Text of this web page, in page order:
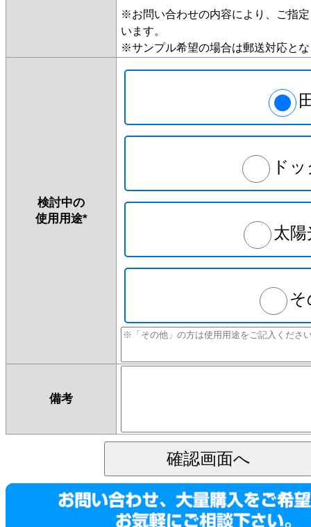
※お問い合わせの内容により、ご指
います。
※サンプル希望の場合は郵送対応と
検討中の
使用用途*
ド
太
備考